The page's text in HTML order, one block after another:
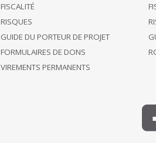
FISCALITÉ
RISQUES
GUIDE DU PORTEUR DE PROJET
FORMULAIRES DE DONS
VIREMENTS PERMANENTS